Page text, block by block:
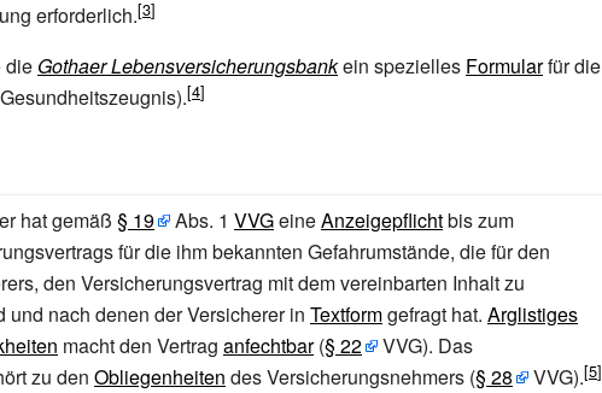
erforderlich.
die Gothaer Lebensversicherungsbankein spezielles Formularfür die
hat gemäß § 19 Abs. 1 VVGeineAnzeigepflichtbis zum
für die ihm bekannten Gefahrumstände, die für den
den Versicherungsvertrag mit dem vereinbarten Inhalt zu
nach denen der Versicherer in Textformgefragt hat. Arglistiges
macht den Vertrag anfechtbar(§ 22
VVG). Das
zu den Obliegenheiten des Versicherungsnehmers (§ 28
VVG).